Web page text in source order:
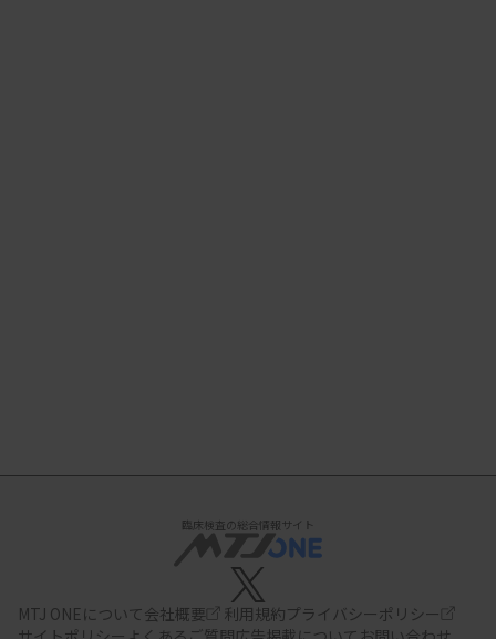
臨床検査の総合情報サイト
MTJ ONEについて会社概要 利用規約プライバシーポリシー